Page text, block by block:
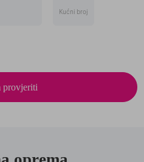
Kućni broj
provjeriti